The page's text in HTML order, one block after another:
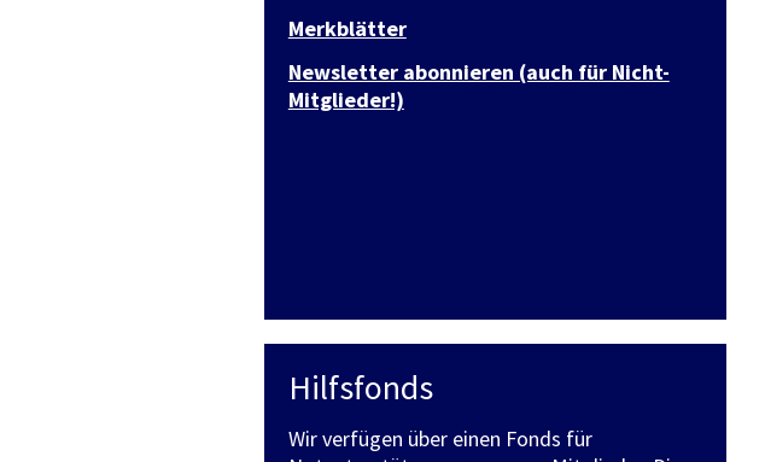
Merkblätter
Newsletter abonnieren (auch für Nicht-
Mitglieder!)
Hilfsfonds
Wir verfügen über einen Fonds für